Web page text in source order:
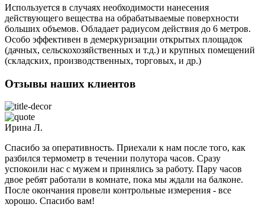
Используется в случаях необходимости нанесения
действующего вещества на обрабатываемые поверхности
больших объемов. Обладает радиусом действия до 6 метров.
Особо эффективен в демеркуризации открытых площадок
(дачных, сельскохозяйственных и т.д.) и крупных помещений
(складских, производственных, торговых, и др.)
Отзывы наших клиентов
Ирина Л.
Спасибо за оперативность. Приехали к нам после того, как
разбился термометр в течении полутора часов. Сразу
успокоили нас с мужем и принялись за работу. Пару часов
двое ребят работали в комнате, пока мы ждали на балконе.
После окончания провели контрольные измерения - все
хорошо. Спасибо вам!